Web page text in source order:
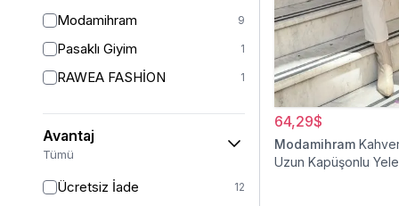
Modamihram 9
Pasaklı Giyim 1
RAWEA FASHİON 1
Avantaj
Tümü
Ücretsiz İade 12
64,29$
Modamihram
Uzun Kapüşonlu